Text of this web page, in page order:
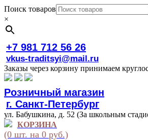
Поиск товаров
×
+7 981 712 56 26
vkus-traditsyi@mail.ru
Заказы через корзину принимаем
Розничный магазин
г. Санкт-Петербург
ул. Бабушкина, д. 52 (За школьным
КОРЗИНА
(0 шт. на 0 руб.)